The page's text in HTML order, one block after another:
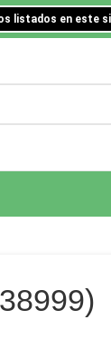
listados en este